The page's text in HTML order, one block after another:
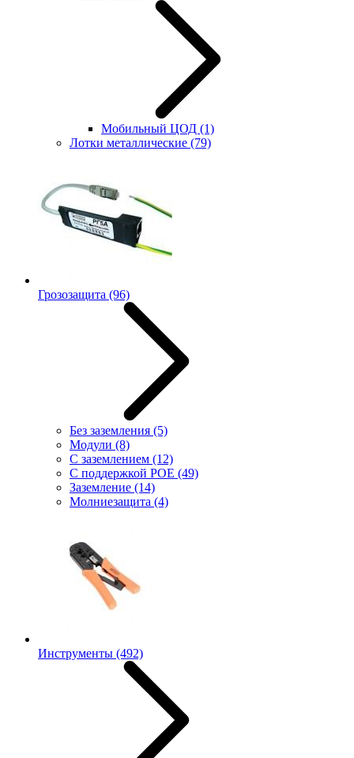
Мобильный ЦОД (1)
Лотки металлические (79)
Грозозащита (96)
Без заземления (5)
Модули (8)
С заземлением (12)
С поддержкой POE (49)
Заземление (14)
Молниезащита (4)
Инструменты (492)